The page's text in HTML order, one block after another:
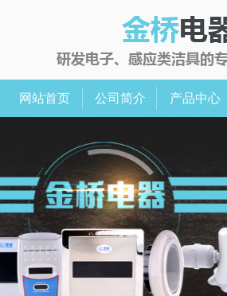
网站首页 公司简介 产品中心